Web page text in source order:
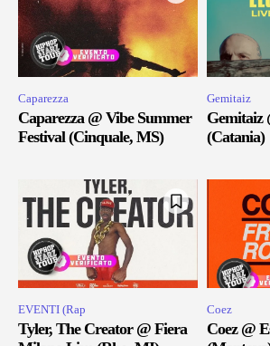
Caparezza
Caparezza @ Vibe Summer
Festival (Cinquale, MS)
Gemitaiz
Gemitaiz
(Catania)
EVENTI (Rap
Tyler, The Creator @ Fiera
Coez
Coez @